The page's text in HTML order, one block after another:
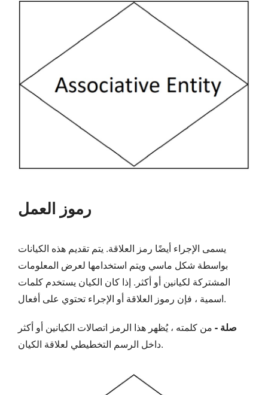
رموز العمل
يسمى الإجراء أيضًا رمز العلاقة. يتم تقديم هذه الكيانات
بواسطة شكل ماسي ويتم استخدامها لعرض المعلومات
المشتركة لكيانين أو أكثر. إذا كان الكيان يستخدم كلمات
اسمية ، فإن رموز العلاقة أو الإجراء تحتوي على أفعال.
صلة - من كلمته ، يُظهر هذا الرمز اتصالات الكيانين أو أكثر
داخل الرسم التخطيطي لعلاقة الكيان.